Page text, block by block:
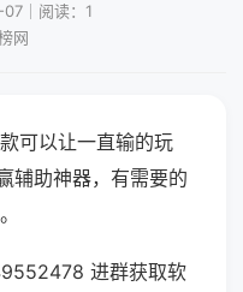
｜阅读：1
网
可以让一直输的玩
辅助神器，有需要的
进群获取软